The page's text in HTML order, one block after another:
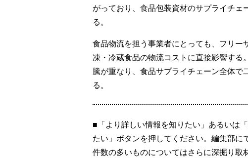
がっており、食品包装資材のサプライチ
る。
食品物流を担う事業者にとっても、フリ
凍・冷蔵食品の物流コストに直接影響す
騰が重なり、食品サプライチェーン全体
る。
■「より詳しい情報を知りたい」あるいは
たい」ボタンを押してください。編集部に
件数の多いものについてはさらに深掘り